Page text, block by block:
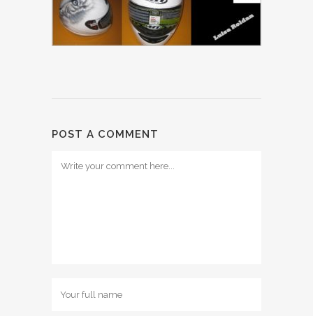
POST A COMMENT